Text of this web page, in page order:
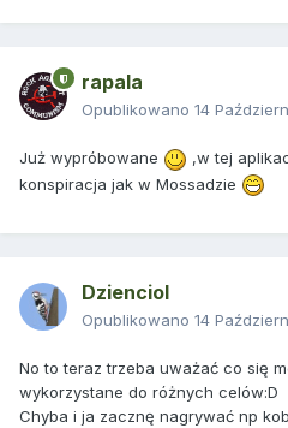
rapala
Opublikowano 14
Już wypróbowane
,w tej
konspiracja jak w Mossadzie
Dzienciol
Opublikowano 14
No to teraz trzeba uważać co się
wykorzystane do różnych celów:D
Chyba i ja zacznę nagrywać np